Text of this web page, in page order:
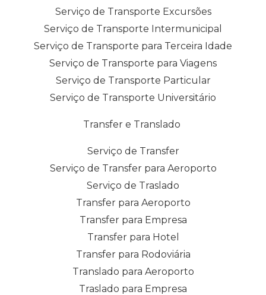
Serviço de Transporte Excursões
Serviço de Transporte Intermunicipal
Serviço de Transporte para Terceira Idade
Serviço de Transporte para Viagens
Serviço de Transporte Particular
Serviço de Transporte Universitário
Transfer e Translado
Serviço de Transfer
Serviço de Transfer para Aeroporto
Serviço de Traslado
Transfer para Aeroporto
Transfer para Empresa
Transfer para Hotel
Transfer para Rodoviária
Translado para Aeroporto
Traslado para Empresa